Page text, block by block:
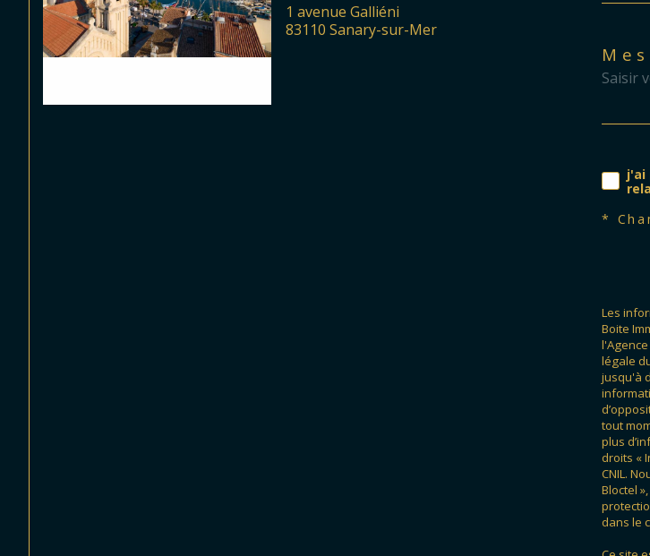
1 avenue Galliéni
83110 Sanary-sur-Mer
j'ai
*
Les
Boite
légale
jusqu'à
tout
plus
droits «
CNIL.
Bloctel
dans le